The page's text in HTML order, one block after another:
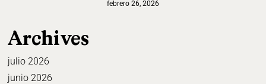
febrero 26, 2026
Archives
julio 2026
junio 2026